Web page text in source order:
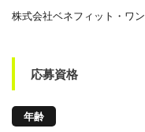
株式会社ベネフィット・ワン
応募資格
年齢